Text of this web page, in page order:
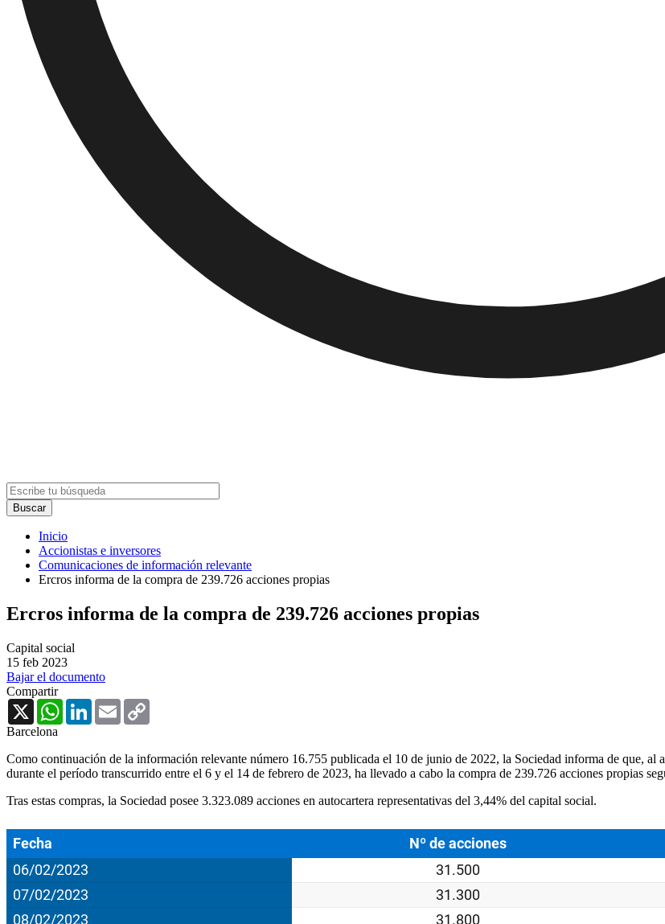
Inicio
Accionistas e inversores
Comunicaciones de información relevante
Ercros informa de la compra de 239.726 acciones propias
Ercros informa de la compra de 239.726 acciones propias
Capital social
15 feb 2023
Bajar el documento
Compartir
X
WhatsAppLinkedInEmail
Barcelona
Como continuación de la información relevante número 16.755 publicada el 10 de junio de 2022, la Sociedad informa de que, al
durante el período transcurrido entre el 6 y el 14 de febrero de 2023, ha llevado a cabo la compra de 239.726 acciones propias
Tras estas compras, la Sociedad posee 3.323.089 acciones en autocartera representativas del 3,44% del capital social.